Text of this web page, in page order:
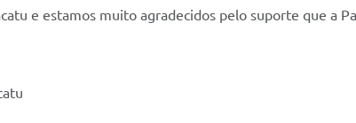
e estamos muito agradecidos pelo suporte que a